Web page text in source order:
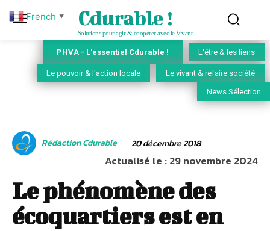
Cdurable !
Solutions pour agir & coopérer avec le Vivant
PHVA - L'essentiel Cdurable ! L'être & les liens
Le pouvoir & l'action locale Le vivant & refaire société
News Sélection
Rédaction Cdurable 20 décembre 2018
Actualisé le :29 novembre 2024
Le phénomène des
écoquartiers est en
French ▼